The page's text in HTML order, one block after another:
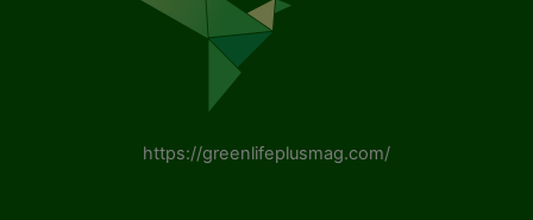
https://greenlifeplusmag.com/